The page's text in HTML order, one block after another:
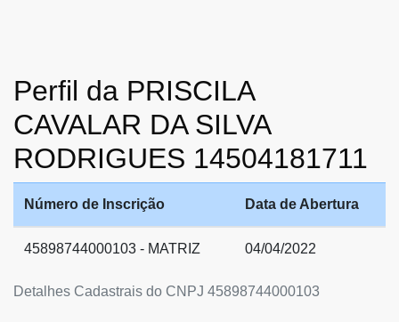
Perfil da PRISCILA
CAVALAR DA SILVA
RODRIGUES 14504181711
Detalhes Cadastrais do CNPJ 45898744000103
Número de Inscrição Data de Abertura
45898744000103 - MATRIZ 04/04/2022